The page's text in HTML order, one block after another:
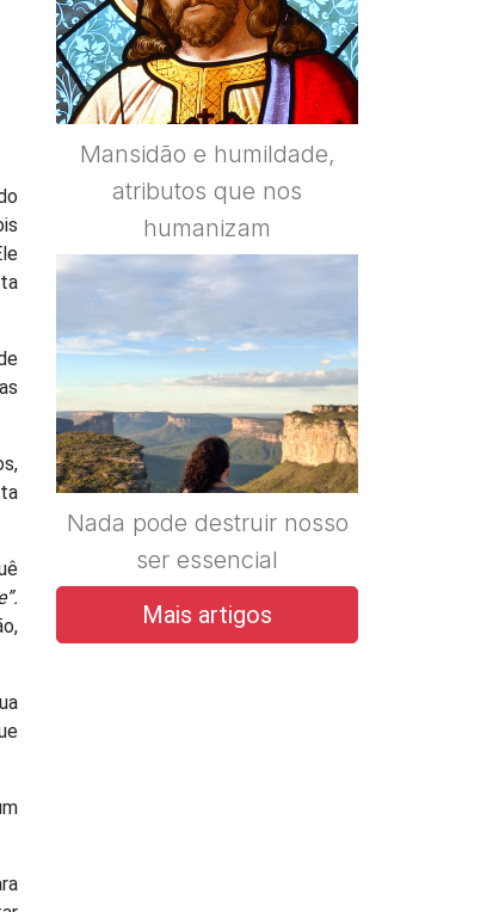
Mansidão e humildade,
atributos que nos
humanizam
Nada pode destruir nosso
ser essencial
Mais artigos